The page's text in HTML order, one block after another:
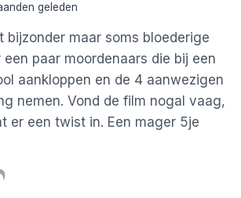
geleden
bijzonder maar soms bloederige
paar moordenaars die bij een
aankloppen en de 4 aanwezigen
nemen. Vond de film nogal vaag,
er een twist in. Een mager 5je